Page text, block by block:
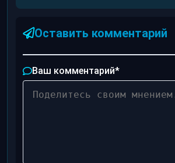
Оставить комментарий
Ваш комментарий*